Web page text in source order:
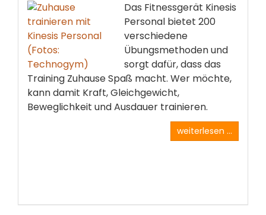
Das Fitnessgerät Kinesis
Personal bietet 200
verschiedene
Übungsmethoden und
sorgt dafür, dass das
Training Zuhause Spaß macht. Wer möchte,
kann damit Kraft, Gleichgewicht,
Beweglichkeit und Ausdauer trainieren.
weiterlesen ...